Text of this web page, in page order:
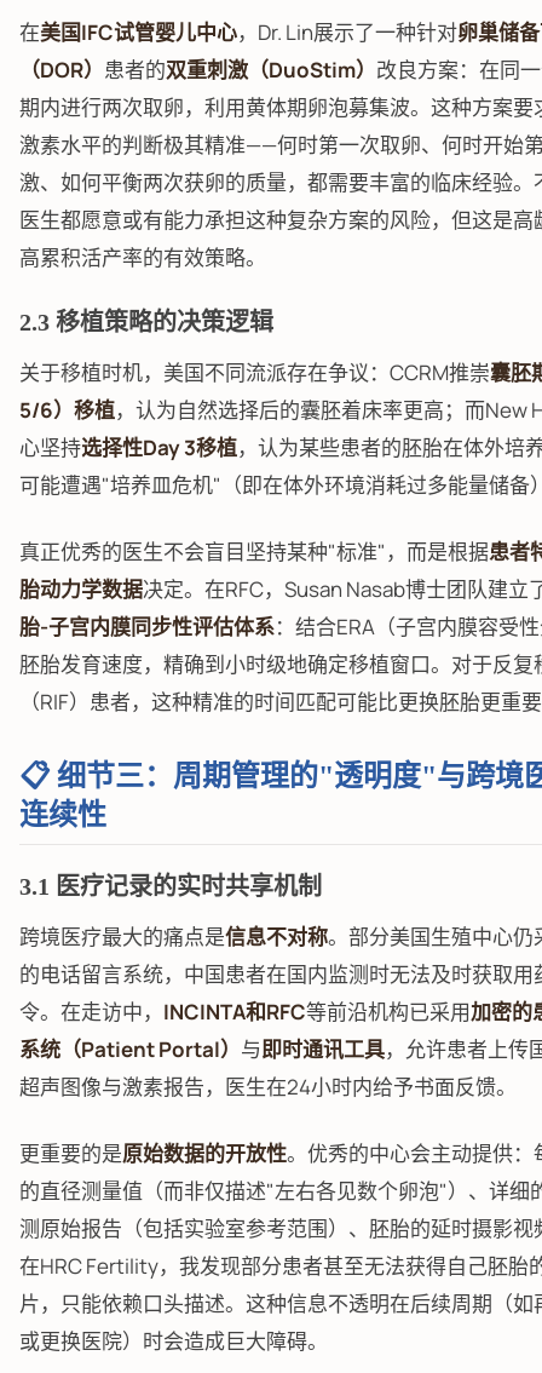
在美国IFC试管婴儿中心，Dr. Lin展示了一种针对卵巢储
（DOR） 患者的双重刺激（DuoStim） 改良方案：在同
期内进行两次取卵，利用黄体期卵泡募集波。这种方案要
激素水平的判断极其精准——何时第一次取卵、何时开始
激、如何平衡两次获卵的质量，都需要丰富的临床经验。
医生都愿意或有能力承担这种复杂方案的风险，但这是高
高累积活产率的有效策略。
2.3 移植策略的决策逻辑
关于移植时机，美国不同流派存在争议：CCRM推崇囊胚
5/6）移植，认为自然选择后的囊胚着床率更高；而New
心坚持选择性Day 3移植，认为某些患者的胚胎在体外培
可能遭遇"培养皿危机"（即在体外环境消耗过多能量储备
真正优秀的医生不会盲目坚持某种"标准"，而是根据患者
胎动力学数据决定。在RFC，Susan Nasab博士团队建立
胎-子宫内膜同步性评估体系：结合ERA（子宫内膜容受
胚胎发育速度，精确到小时级地确定移植窗口。对于反复
（RIF）患者，这种精准的时间匹配可能比更换胚胎更重
📋 细节三：周期管理的"透明度"与跨境
连续性
3.1 医疗记录的实时共享机制
跨境医疗最大的痛点是信息不对称。部分美国生殖中心仍
的电话留言系统，中国患者在国内监测时无法及时获取用
令。在走访中， INCINTA和RFC等前沿机构已采用加密的
系统（Patient Portal） 与即时通讯工具，允许患者上传
超声图像与激素报告，医生在24小时内给予书面反馈。
更重要的是原始数据的开放性。优秀的中心会主动提供：
的直径测量值（而非仅描述"左右各见数个卵泡"）、详细
测原始报告（包括实验室参考范围）、胚胎的延时摄影视
在HRC Fertility，我发现部分患者甚至无法获得自己胚胎
片，只能依赖口头描述。这种信息不透明在后续周期（如
或更换医院）时会造成巨大障碍。